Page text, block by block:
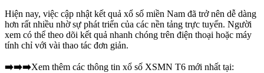
Hiện nay, việc cập nhật kết quả xổ số miền Nam đã trở nên dễ dàng
hơn rất nhiều nhờ sự phát triển của các nền tảng trực tuyến. Người
xem có thể theo dõi kết quả nhanh chóng trên điện thoại hoặc máy
tính chỉ với vài thao tác đơn giản.
➡️➡️➡️Xem thêm các thông tin xổ số XSMN T6 mới nhất tại: